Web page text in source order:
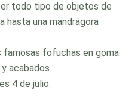
todo tipo de objetos de
hasta una mandrágora
famosas fofuchas en goma
acabados.
4 de julio.